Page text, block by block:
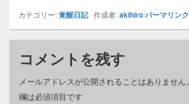
カテゴリー:覚醒日記作成者:akihiroパーマリンク
コメントを残す
メールアドレスが公開されることはありません。
欄は必須項目です